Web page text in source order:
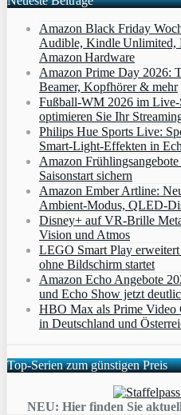
Amazon Black Friday
Audible, Kindle Unlimited,
Amazon Hardware
Amazon Prime Day 2026:
Beamer, Kopfhörer & mehr
Fußball-WM 2026 im Live-
optimieren Sie Ihr
Philips Hue Sports Live:
Smart‑Light‑Effekten in
Amazon
Saisonstart sichern
Amazon Ember Artline:
Ambient‑Modus,
Disney+ auf VR-Brille
Vision und Atmos
LEGO Smart Play
ohne Bildschirm startet
Amazon Echo Angebote
und Echo Show jetzt
HBO Max als Prime Video
in Deutschland und
Top-Serien zum günstigen Preis
NEU: Hier finden Sie